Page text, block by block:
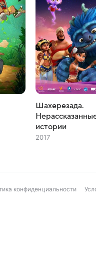
Шахерезада.
истории
2017
конфиденциальности